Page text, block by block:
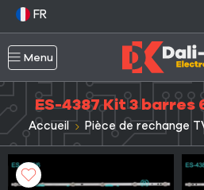
FR
Menu
ES-4387 Kit 3 barres
Accueil Pièce de rechange